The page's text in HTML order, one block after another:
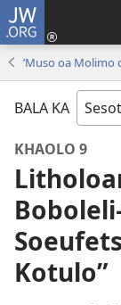
JW.ORG
’Muso oa Molimo
BALA KA
KHAOLO 9
Boboleli
Kotulo”